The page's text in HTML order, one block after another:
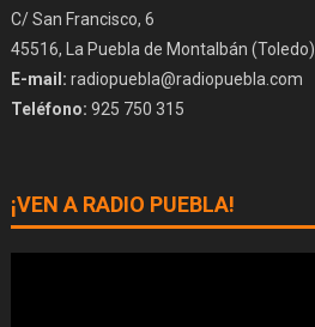
C/ San Francisco, 6
45516, La Puebla de Montalbán (Toledo)
E-mail: radiopuebla@radiopuebla.com
Teléfono: 925 750 315
¡VEN A RADIO PUEBLA!